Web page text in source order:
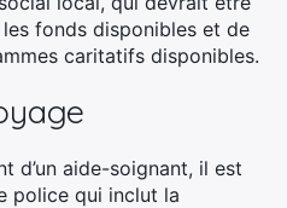
fonds disponibles et de
caritatifs disponibles.
d’un aide-soignant, il est
police qui inclut la